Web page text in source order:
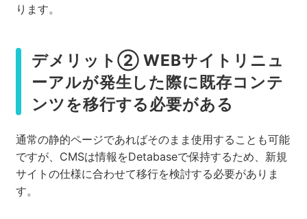
ります。
デメリット② WEBサイトリニュ
ーアルが発生した際に既存コンテ
ンツを移行する必要がある
通常の静的ページであればそのまま使用することも可能
ですが、CMSは情報をDetabaseで保持するため、新規
サイトの仕様に合わせて移行を検討する必要がありま
す。